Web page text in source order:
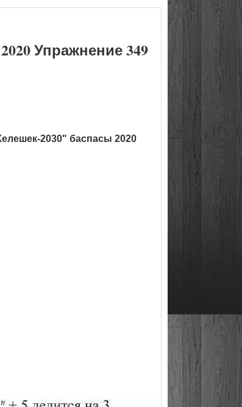
Упражнение 349
2030" баспасы 2020